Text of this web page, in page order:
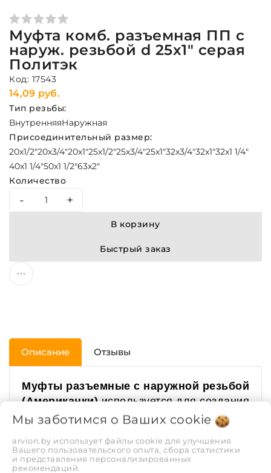
Муфта комб. разъемная ПП с
наруж. резьбой d 25х1" серая
Политэк
Код: 17543
14,09 руб.
Тип резьбы:
ВнутренняяНаружная
Присоединительный размер:
20x1/2"20х3/4"20x1"25x1/2"25х3/4"25x1"32x3/4"32x1"32x1 1/4"
40x1 1/4"50x1 1/2"63x2"
Количество
- +
В корзину
Быстрый заказ
Описание Отзывы
Муфты разъемные с наружной резьбой
(Американки)используется для создания
разъемного соединения между трубой и
резьбовым фитингом. Выпускаются для
труб PPR диаметром 20 мм, 25 мм, 32 мм,
40 мм, 50 мм и 63 мм. Длина муфты от
Мы заботимся о Ваших cookie
arvion.by использует файлы cookie для улучшения
Вашего пользовательского опыта, сбора статистики
и представления персонализированных
рекомендаций.